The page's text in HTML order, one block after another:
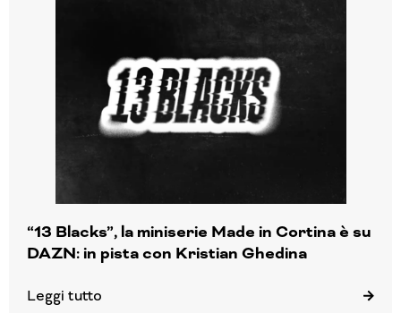
“13 Blacks”, la miniserie Made in Cortina è su
DAZN: in pista con Kristian Ghedina
Leggi tutto